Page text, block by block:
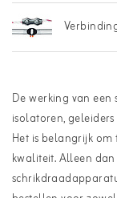
De werking van
isolatoren,
Het is belangrijk om
kwaliteit. Alleen